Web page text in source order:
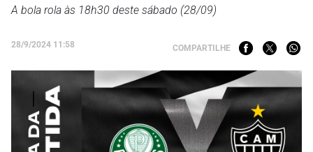
A bola rola às 18h30 deste sábado (28/09)
28/9/2024 11:58 COMPARTILHE